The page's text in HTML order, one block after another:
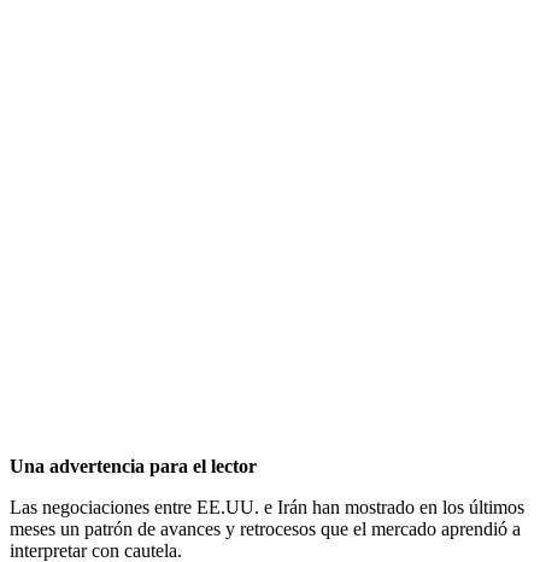
Una advertencia para el lector
Las negociaciones entre EE.UU. e Irán han mostrado en los últimos
meses un patrón de avances y retrocesos que el mercado aprendió a
interpretar con cautela.